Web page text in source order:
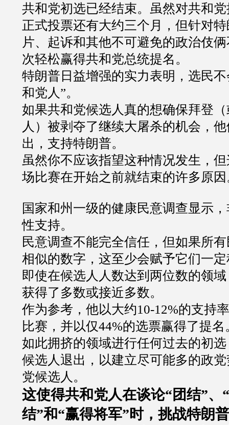
共和党初选已经结束。虽然对共和
正式投票还有大约三个月，但针对
片、起诉和其他不可避免的政治伎
次轻松赢得共和党总统提名。
特朗普日益增强的实力表明，选民
和党人 ”。
如果共和党候选人真的想确保拜登
人）被剥夺了继续大屠杀的机会，
出，支持特朗普。
虽然你不应该指望这种情况发生，
场比赛在开始之前就结束的许多原
国家和州一级的健康民意调查显示
性支持。
民意调查不能完全信任，但如果所
相似的数字，这至少会赋予它们一
即使在候选人人数达到两位数的领
获得了多数或接近多数。
作为参考，他以大约10-12%的支持
比赛，并以仅44%的选票赢得了提
如此拥挤的领域进行任何过去的初
候选人退出，以建立尽可能多的政
党候选人。
这使得共和党人在谈论“团结”、 “
结”和“赢得将军”时，挑战特朗